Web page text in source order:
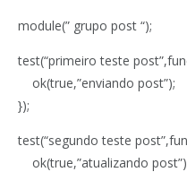
module(” grupo post “);
test(“primeiro teste
ok(true,”enviando post”);
});
test(“segundo teste
ok(true,”atualizando